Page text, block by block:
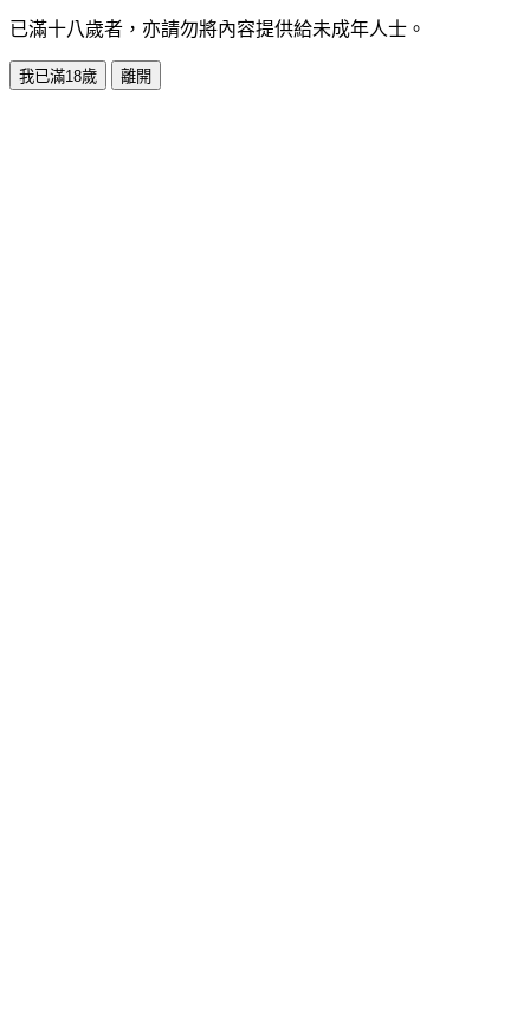
已滿十八歲者，亦請勿將內容提供給未成年人士。
我已滿18歲 離開